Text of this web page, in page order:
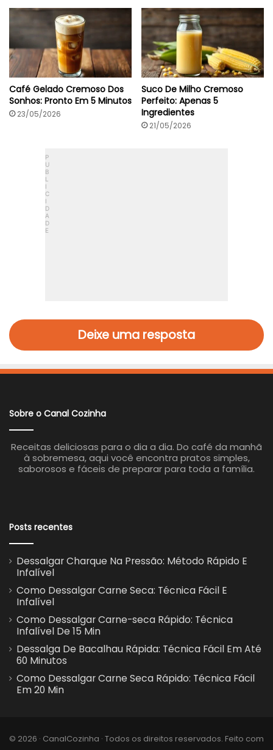
Café Gelado Cremoso Dos
Sonhos: Pronto Em 5 Minutos
23/05/2026
Suco De Milho Cremoso
Perfeito: Apenas 5
Ingredientes
21/05/2026
Deixe uma resposta
Sobre o Canal Cozinha
Receitas deliciosas para o dia a dia. Do café da manhã
à sobremesa, aqui você encontra pratos simples,
saborosos e fáceis de preparar para toda a família.
Posts recentes
Dessalgar Charque Na Pressão: Método Rápido E
Infalível
Como Dessalgar Carne Seca: Técnica Fácil E
Infalível
Como Dessalgar Carne-seca Rápido: Técnica
Infalível De 15 Min
Dessalga De Bacalhau Rápida: Técnica Fácil Em Até
60 Minutos
Como Dessalgar Carne Seca Rápido: Técnica Fácil
Em 20 Min
© 2026 · CanalCozinha · Todos os direitos reservados. Feito com